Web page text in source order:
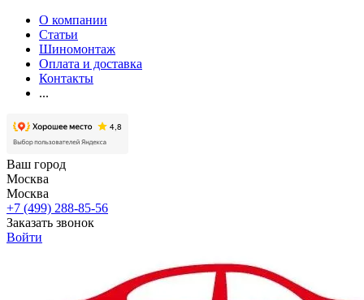
О компании
Статьи
Шиномонтаж
Оплата и доставка
Контакты
...
Ваш город
Москва
Москва
+7 (499) 288-85-56
Заказать звонок
Войти